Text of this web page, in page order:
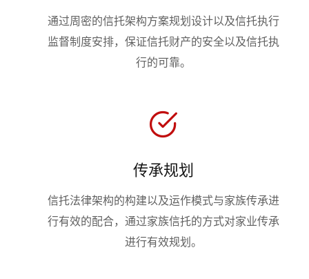
通过周密的信托架构方案规划设计以及信托执行
监督制度安排，保证信托财产的安全以及信托执
行的可靠。
传承规划
信托法律架构的构建以及运作模式与家族传承进
行有效的配合，通过家族信托的方式对家业传承
进行有效规划。